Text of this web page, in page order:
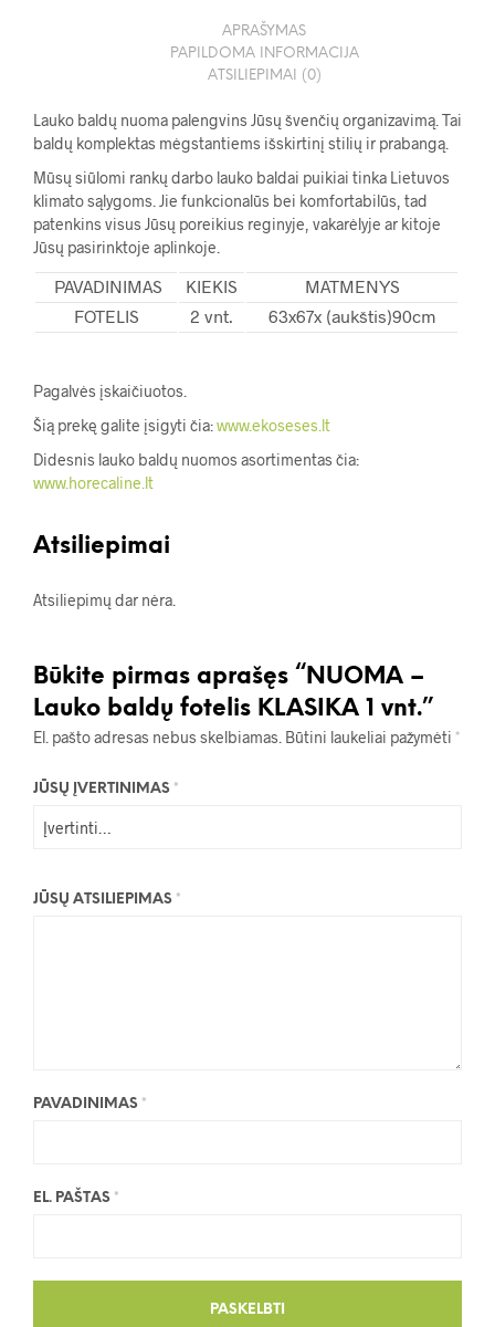
APRAŠYMAS
PAPILDOMA INFORMACIJA
ATSILIEPIMAI (0)
Lauko baldų nuoma palengvins Jūsų švenčių organizavimą. Tai
baldų komplektas mėgstantiems išskirtinį stilių ir prabangą.
Mūsų siūlomi rankų darbo lauko baldai puikiai tinka Lietuvos
klimato sąlygoms. Jie funkcionalūs bei komfortabilūs, tad
patenkins visus Jūsų poreikius reginyje, vakarėlyje ar kitoje
Jūsų pasirinktoje aplinkoje.
PAVADINIMAS KIEKIS
MATMENYS
FOTELIS
2 vnt. 63x67x (aukštis)90cm
Pagalvės įskaičiuotos.
Šią prekę galite įsigyti čia:www.ekoseses.lt
Didesnis lauko baldų nuomos asortimentas čia:
www.horecaline.lt
Atsiliepimai
Atsiliepimų dar nėra.
Būkite pirmas aprašęs “NUOMA –
Lauko baldų fotelis KLASIKA 1 vnt.”
El. pašto adresas nebus skelbiamas. Būtini laukeliai pažymėti *
JŪSŲ ĮVERTINIMAS *
JŪSŲ ATSILIEPIMAS *
PAVADINIMAS *
EL. PAŠTAS *